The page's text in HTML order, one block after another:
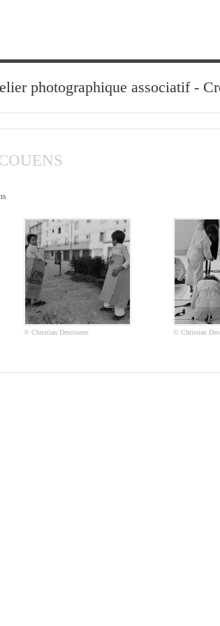
photographique associatif -
© Christian Descouens © Christian